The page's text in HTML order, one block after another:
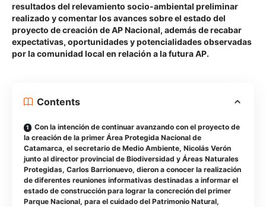
resultados del relevamiento socio-ambiental preliminar
realizado y comentar los avances sobre el estado del
proyecto de creación de AP Nacional, además de recabar
expectativas, oportunidades y potencialidades observadas
por la comunidad local en relación a la futura AP.
Contents
Con la intención de continuar avanzando con el proyecto de
la creación de la primer Área Protegida Nacional de
Catamarca, el secretario de Medio Ambiente, Nicolás Verón
junto al director provincial de Biodiversidad y Áreas Naturales
Protegidas, Carlos Barrionuevo, dieron a conocer la realización
de diferentes reuniones informativas destinadas a informar el
estado de construcción para lograr la concreción del primer
Parque Nacional, para el cuidado del Patrimonio Natural,